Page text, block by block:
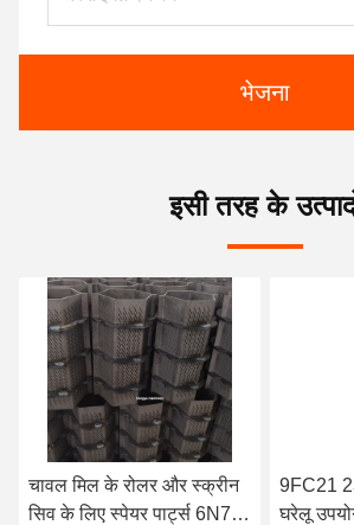
भेजना
इसी तरह के
चावल मिल के रोलर और स्क्रीन
सिव के लिए स्पेयर पार्ट्स 6N70
9FC21
घरेलू